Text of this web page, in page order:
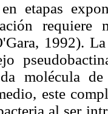
etapas
requiere
1992).
molécula
este
al ser